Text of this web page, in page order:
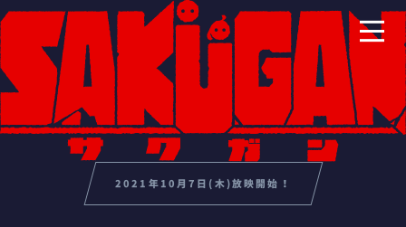
2021年10月7日(木)放映開始！